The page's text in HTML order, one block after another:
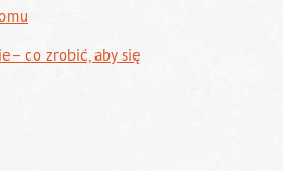
co zrobić, aby się